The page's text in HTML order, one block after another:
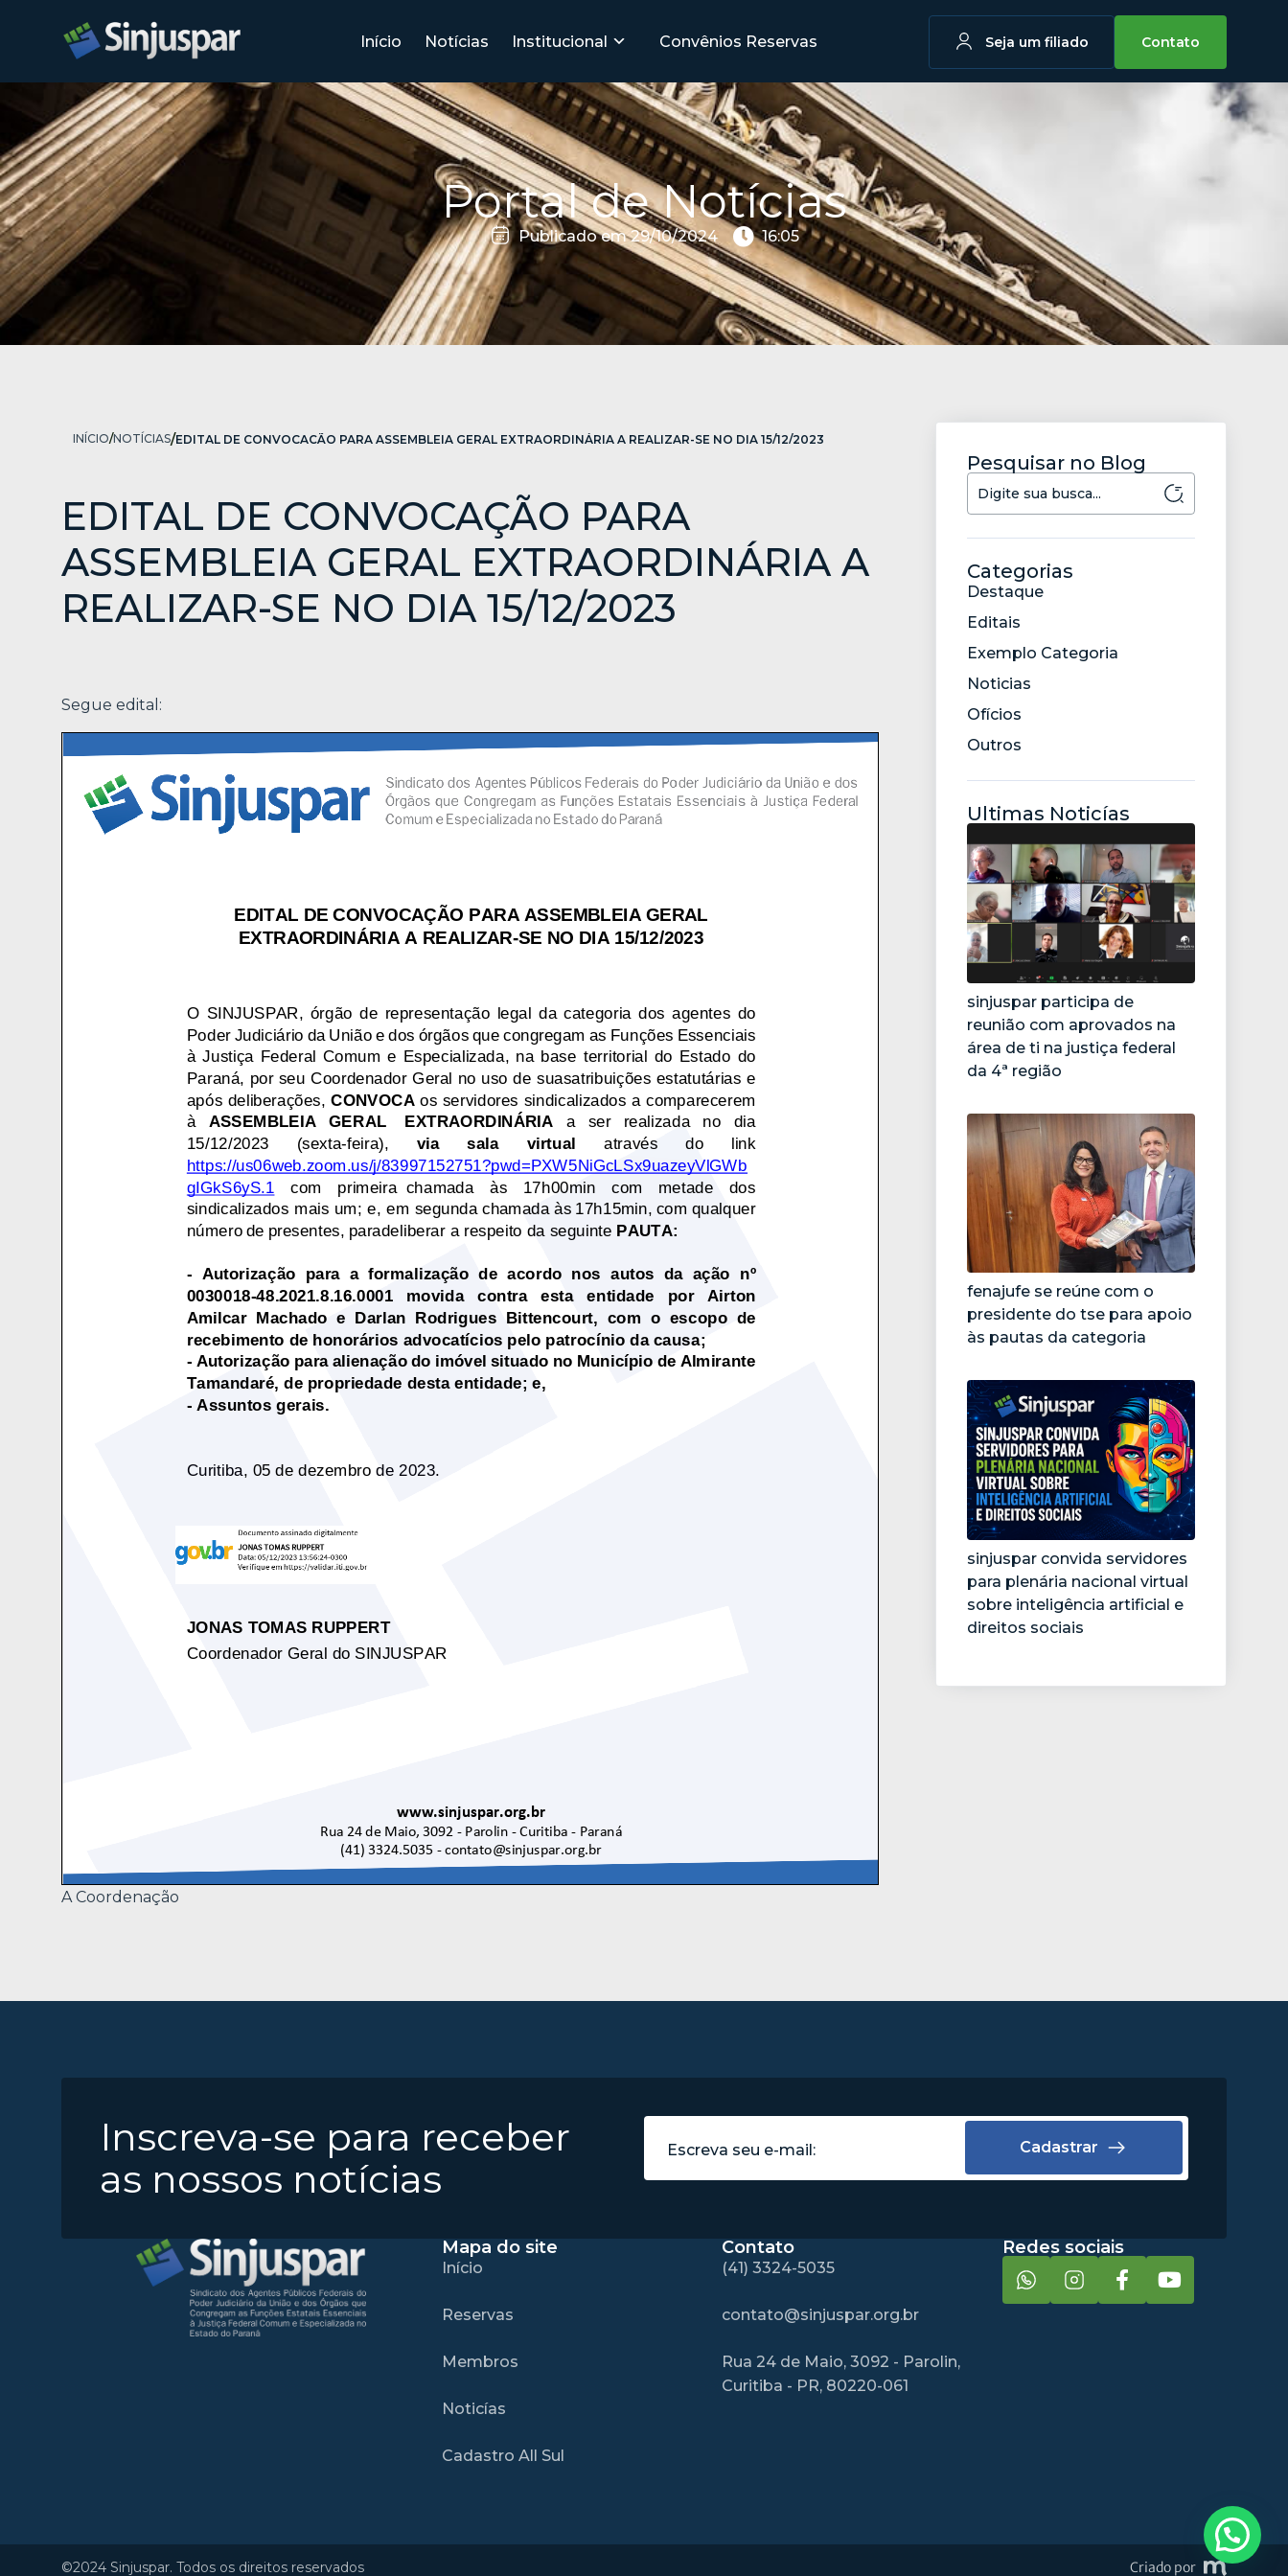
Início Notícias Institucional Convênios Reservas Seja um filiado Contato
Portal de Notícias
Publicado em29/10/2024 16:05
INÍCIO/NOTÍCIAS/ EDITAL DE CONVOCAÇÃO PARA ASSEMBLEIA GERAL EXTRAORDINÁRIA A REALIZAR-SE NO DIA 15/12/2023
EDITAL DE CONVOCAÇÃO PARA
ASSEMBLEIA GERAL EXTRAORDINÁRIA A
REALIZAR-SE NO DIA 15/12/2023
Segue edital:
A Coordenação
Pesquisar no Blog
Categorias
Destaque
Editais
Exemplo Categoria
Noticias
Ofícios
Outros
Ultimas Noticías
sinjuspar participa de
reunião com aprovados na
área de ti na justiça federal
da 4ª região
fenajufe se reúne com o
presidente do tse para apoio
às pautas da categoria
sinjuspar convida servidores
para plenária nacional virtual
sobre inteligência artificial e
direitos sociais
Inscreva-se para receber
as nossos notícias
Cadastrar
Mapa do site
Início
Reservas
Membros
Noticías
Cadastro All Sul
Contato
(41) 3324-5035
contato@sinjuspar.org.br
Rua 24 de Maio, 3092 - Parolin,
Curitiba - PR, 80220-061
Redes sociais
©2024 Sinjuspar. Todos os direitos reservados Criado por